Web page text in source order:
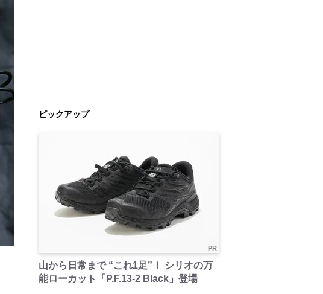
ピックアップ
PR
山から日常まで “これ1足”！ シリオの万
能ローカット「P.F.13-2 Black」登場